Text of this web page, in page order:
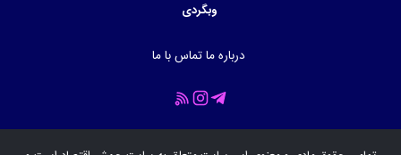
وبگردی
درباره ماتماس با ما